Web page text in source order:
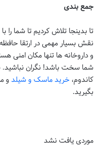
جمع بندی
تا بدینجا تلاش کردیم تا شما
نقش بسیار مهمی در ارتقا
و داروخانه ها تنها مکان امنی
شما سخت باشد! نگران نباشید.
کاندوم،خرید ماسک و شیلد و
بگیرید.
موردی یافت نشد